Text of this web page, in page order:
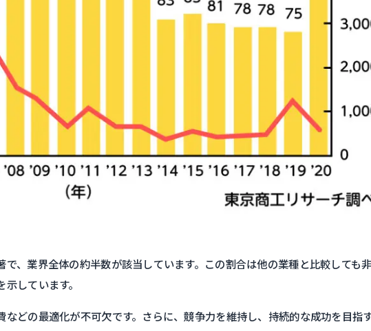
、業界全体の約半数が該当しています。この割合は他の業種と比較しても
しています。
どの最適化が不可欠です。さらに、競争力を維持し、持続的な成功を目指す